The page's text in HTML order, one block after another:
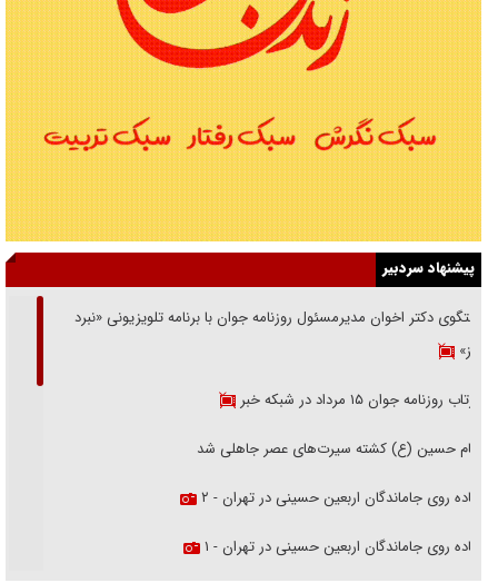
پیشنهاد سردبیر
گفتگوی دکتر اخوان مدیرمسئول روزنامه جوان با برنامه تلویزیونی «نبرد
هرمز»
بازتاب روزنامه جوان ۱۵ مرداد در شبکه خبر
امام حسین (ع) کشته سیرت‌های عصر جاهلی شد
پیاده روی جاماندگان اربعین حسینی در تهران - ۲
پیاده روی جاماندگان اربعین حسینی در تهران - ۱